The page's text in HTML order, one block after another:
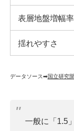
表層地盤増幅率
揺れやすさ
データソース➡︎国立研究
一般に「1.5